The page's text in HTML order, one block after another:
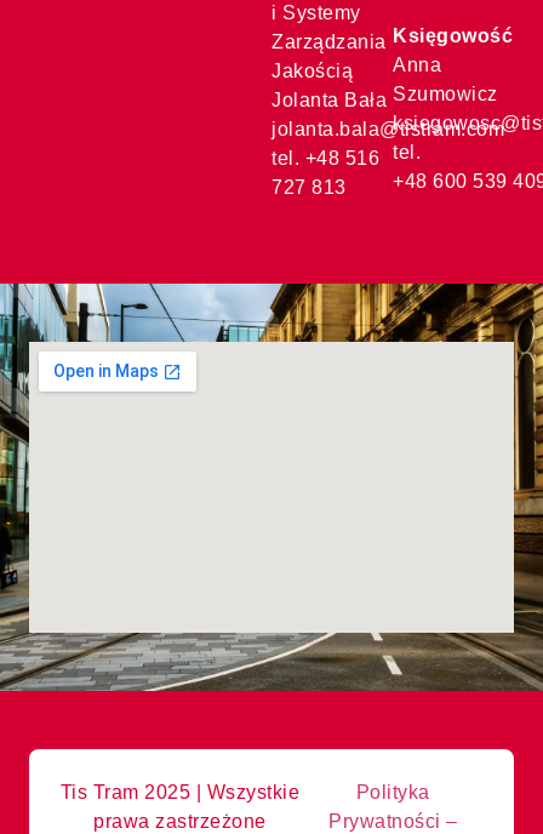
i Systemy
Zarządzania
Jakością
Jolanta Bała
jolanta.bala@tistram.com
tel. +48 516
727 813
Księgowość
Anna
Szumowicz
tel.
+48 600 539
Tis Tram 2025 | Wszystkie
prawa zastrzeżone
Polityka
Prywatności –